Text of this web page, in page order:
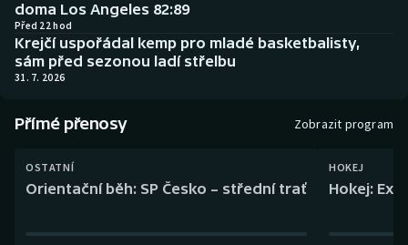
Biatlon
Boby a skeleton
Box
Curling
Aplikace ČT sport
AZ kvíz
doma Los Angeles 82:89
Před 22 hod
Krejčí uspořádal kemp pro mladé basketbalisty,
sám před sezonou ladí střelbu
31. 7. 2026
Přímé přenosy Zobrazit program
OSTATNÍ
Orientační běh: SP Česko – střední trať
HOKEJ
Hokej: